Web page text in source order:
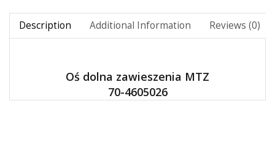
Description Additional Information Reviews (0)
Oś dolna zawieszenia MTZ
70-4605026